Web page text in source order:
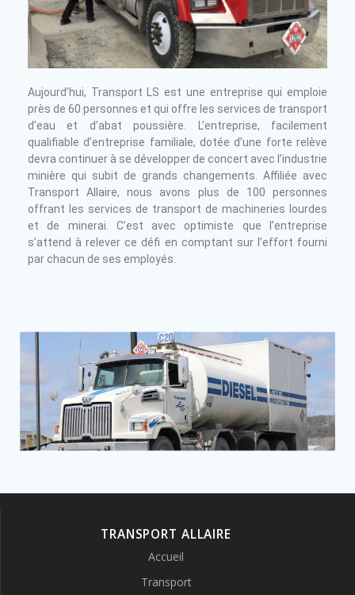
Aujourd’hui, Transport LS est une entreprise qui emploie
près de 60 personnes et qui offre les services de transport
d’eau et d’abat poussière. L’entreprise, facilement
qualifiable d’entreprise familiale, dotée d’une forte relève
devra continuer à se développer de concert avec l’industrie
minière qui subit de grands changements. Affiliée avec
Transport Allaire, nous avons plus de 100 personnes
offrant les services de transport de machineries lourdes
et de minerai. C’est avec optimiste que l’entreprise
s’attend à relever ce défi en comptant sur l’effort fourni
par chacun de ses employés.
TRANSPORT ALLAIRE
Accueil
Transport